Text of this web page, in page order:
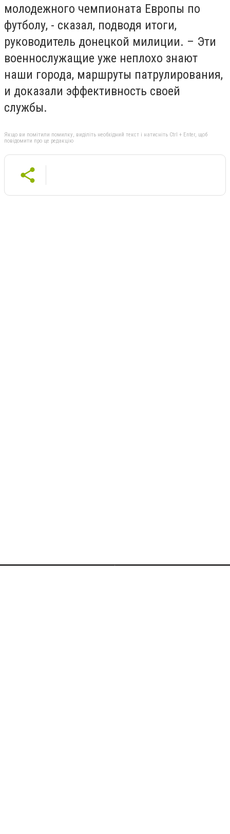
молодежного чемпионата Европы по
футболу, - сказал, подводя итоги,
руководитель донецкой милиции. – Эти
военнослужащие уже неплохо знают
наши города, маршруты патрулирования,
и доказали эффективность своей
службы.
Якщо ви помітили помилку, виділіть необхідний текст і натисніть Ctrl + Enter, щоб
повідомити про це редакцію